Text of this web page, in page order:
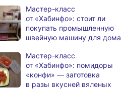
В Хабаровске фестиваль
«Русское лето» собрал
более 20 тысяч человек
у Хабаровска достиг 448
см, закрыты остановки
теплоходов на островах
Мастер-класс
от «Хабинфо»: стоит ли
покупать промышленную
швейную машину для дома
Мастер-класс
от «Хабинфо»: помидоры
«конфи» — заготовка
в разы вкусней вяленых